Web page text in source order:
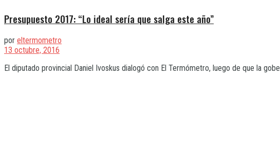
Presupuesto 2017: “Lo ideal sería que salga este año”
por eltermometro
13 octubre, 2016
El diputado provincial Daniel Ivoskus dialogó con El Termómetro, luego de que la